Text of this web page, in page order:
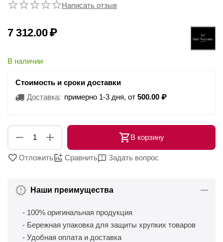
Написать отзыв
7 312.00₽
В наличии
Стоимость и сроки доставки
Доставка: примерно 1-3 дня, от 500.00 ₽
+
− В корзину
Отложить Сравнить Задать вопрос
Наши преимущества
- 100% оригинальная продукция
- Бережная упаковка для защиты хрупких товаров
- Удобная оплата и доставка